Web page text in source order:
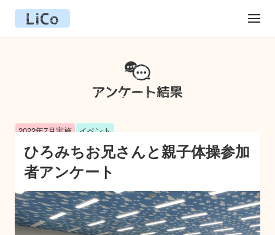
2022年7月実施 イベント
ひろみちお兄さんと親子体操参加
者アンケート